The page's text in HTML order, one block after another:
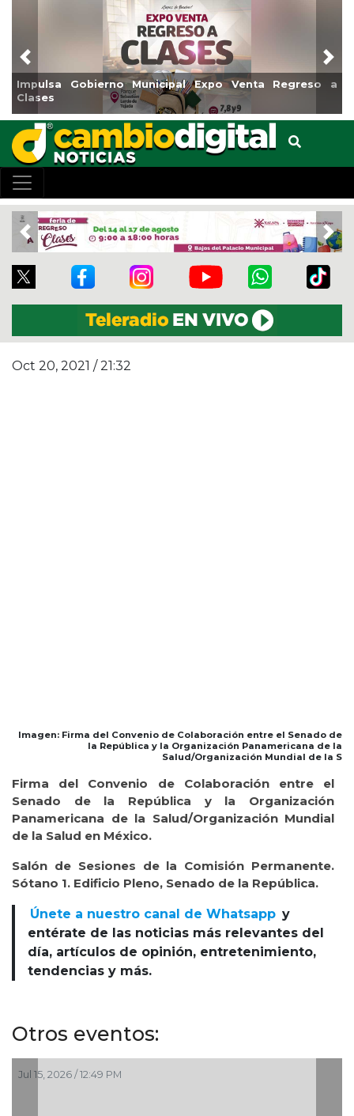
Impulsa Gobierno Municipal Expo Venta Regreso a
Clases
Previous
Previous
Oct 20, 2021 / 21:32
Imagen: Firma del Convenio de Colaboración entre el Senado de
la República y la Organización Panamericana de la
Salud/Organización Mundial de la S
Firma del Convenio de Colaboración entre el
Senado de la República y la Organización
Panamericana de la Salud/Organización Mundial
de la Salud en México.
Salón de Sesiones de la Comisión Permanente.
Sótano 1. Edificio Pleno, Senado de la República.
Únete a nuestro canal de Whatsapp y
entérate de las noticias más relevantes del
día, artículos de opinión, entretenimiento,
tendencias y más.
Otros eventos:
Jul 15, 2026 / 12:49 PM